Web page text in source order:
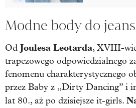
Modne body do
Od Joulesa Leotarda, XVIII-
trapezowego odpowiedzialnego
fenomenu charakterystycznego
przez Baby z „Dirty Dancing” i
lat 80., aż po dzisiejsze it-girls.